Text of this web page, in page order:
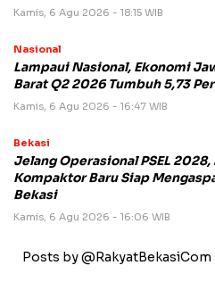
Kamis, 6 Agu 2026 - 18:15 WIB
Nasional
Lampaui Nasional, Ekonomi
Barat Q2 2026 Tumbuh 5,73
Kamis, 6 Agu 2026 - 16:47 WIB
Bekasi
Jelang Operasional PSEL 2028,
Kompaktor Baru Siap
Bekasi
Kamis, 6 Agu 2026 - 16:06 WIB
Posts by @RakyatBekasiCom